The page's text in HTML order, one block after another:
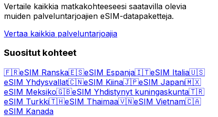
Vertaile kaikkia matkakohteeseesi saatavilla olevia
muiden palveluntarjoajien eSIM-datapaketteja.
Vertaa kaikkia palveluntarjoajia
Suositut kohteet
🇫🇷eSIM Ranska🇪🇸eSIM Espanja🇮🇹eSIM Italia🇺🇸
eSIM Yhdysvallat🇨🇳eSIM Kiina🇯🇵eSIM Japani🇲🇽
eSIM Meksiko🇬🇧eSIM Yhdistynyt kuningaskunta🇹🇷
eSIM Turkki🇹🇭eSIM Thaimaa🇻🇳eSIM Vietnam🇨🇦
eSIM Kanada